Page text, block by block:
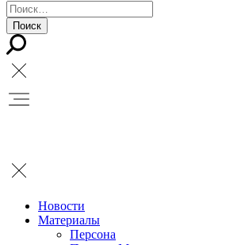
Новости
Материалы
Персона